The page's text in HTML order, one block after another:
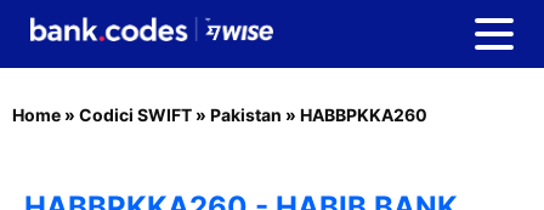
Home » Codici SWIFT » Pakistan » HABBPKKA260